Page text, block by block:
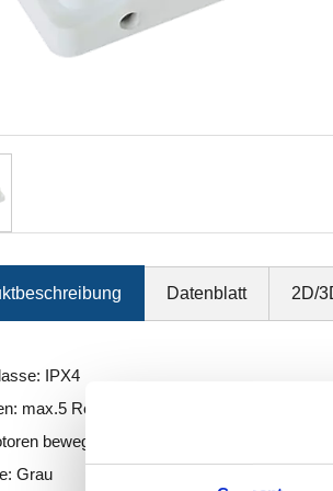
Datenblatt 2D/
IPX4
max.5 Reihenknöpfe
bewegen sich synchron
Grau